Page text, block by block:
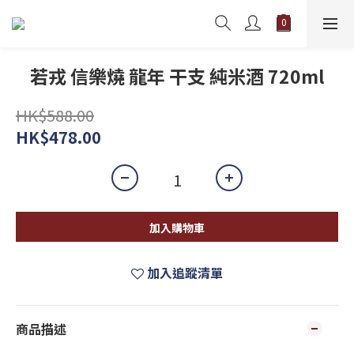
若戎 信樂燒 龍年 干支 純米酒 720ml
HK$588.00
HK$478.00
加入購物車
加入追蹤清單
商品描述